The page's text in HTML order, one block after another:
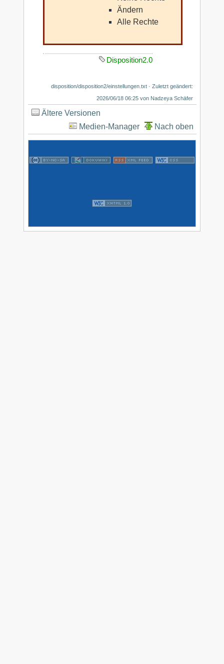
Ändern
Alle Rechte
Disposition2.0
disposition/disposition2/einstellungen.txt · Zuletzt geändert:
2026/06/18 06:25 von Nadzeya Schäfer
Ältere Versionen
Medien-Manager
Nach oben